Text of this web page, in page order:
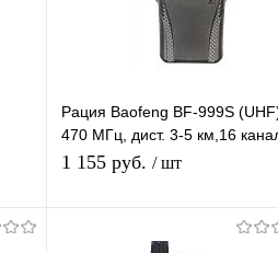
Рация Baofeng BF-999S
470 МГц, дист. 3-5 км,16
таймер, фонарик,
1 155 руб. / шт
Подписаться